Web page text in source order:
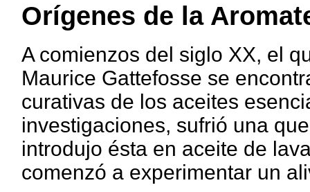
Orígenes de la
A comienzos del siglo XX, el
Maurice Gattefosse se
curativas de los aceites
investigaciones, sufrió una
introdujo ésta en aceite de
comenzó a experimentar un